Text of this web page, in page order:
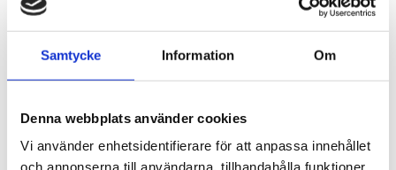
Samtycke Information Om
Denna webbplats använder cookies
Vi använder enhetsidentifierare för att anpassa innehållet
och annonserna till användarna, tillhandahålla funktioner
50% 46